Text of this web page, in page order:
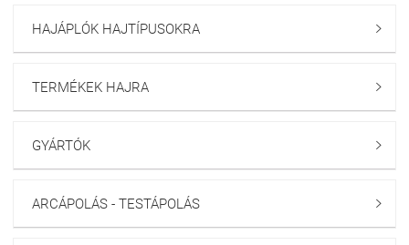
HAJÁPLÓK HAJTÍPUSOKRA 
TERMÉKEK HAJRA 
GYÁRTÓK 
ARCÁPOLÁS - TESTÁPOLÁS 